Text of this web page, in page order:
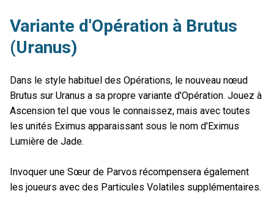
Variante d'Opération à Brutus
(Uranus)
Dans le style habituel des Opérations, le nouveau nœud
Brutus sur Uranus a sa propre variante d'Opération. Jouez à
Ascension tel que vous le connaissez, mais avec toutes
les unités Eximus apparaissant sous le nom d'Eximus
Lumière de Jade.
Invoquer une Sœur de Parvos récompensera également
les joueurs avec des Particules Volatiles supplémentaires.